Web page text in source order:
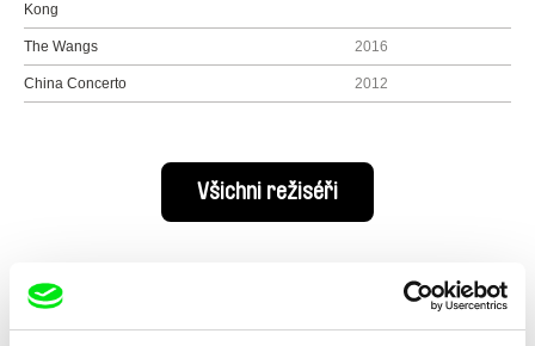
Kong
The Wangs 2016
China Concerto 2012
Všichni režiséři